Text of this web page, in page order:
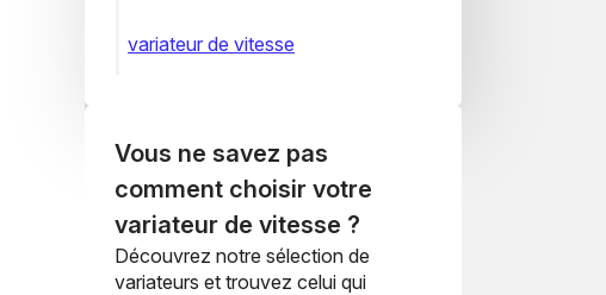
variateur de vitesse
Vous ne savez pas
comment choisir votre
variateur de vitesse ?
Découvrez notre sélection de
variateurs et trouvez celui qui